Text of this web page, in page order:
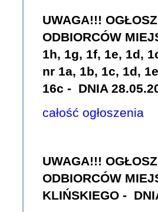
UWAGA!!!
ODBIORCÓW
1h, 1g, 1f, 1e, 1d,
nr 1a, 1b, 1c, 1d,
16c - DNIA
całość ogłoszenia
UWAGA!!!
ODBIORCÓW
KLIŃSKIEGO -